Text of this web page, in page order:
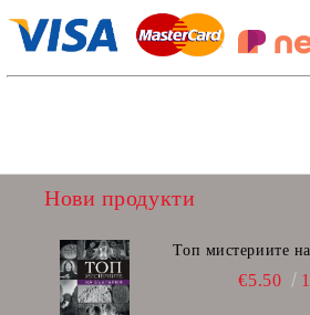
Нови продукти
Топ мистериите
€5.50